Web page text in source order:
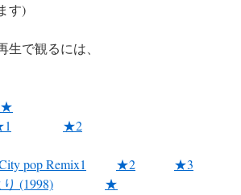
す)
で観るには、
★
★2
pop Remix1 ★2
★3
(1998)
★